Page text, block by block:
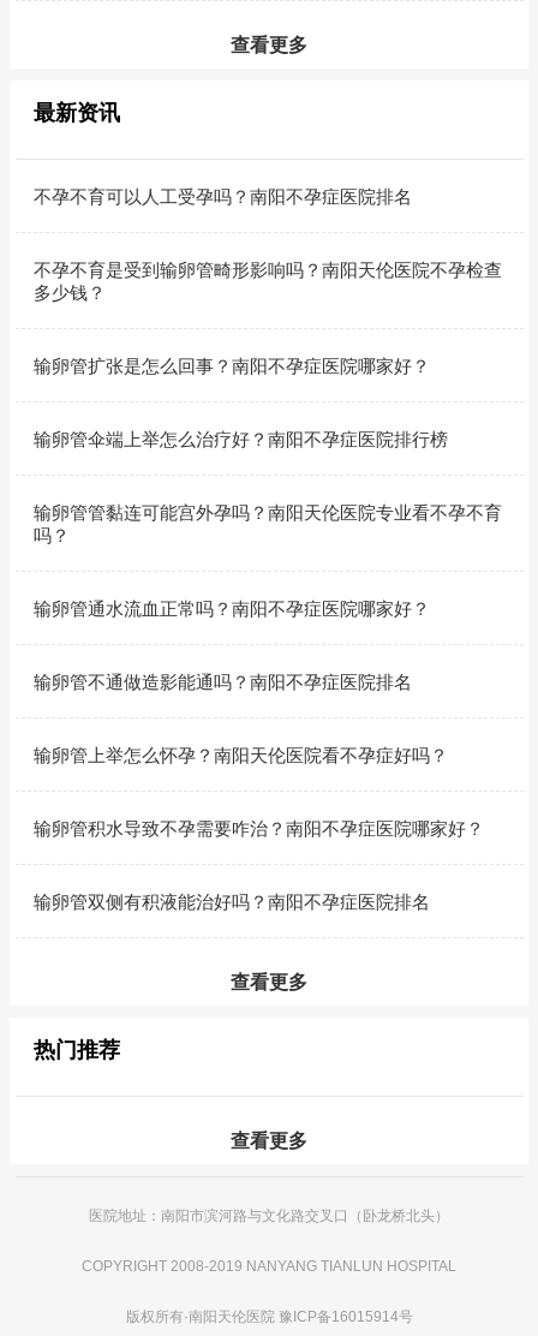
查看更多
最新资讯
不孕不育可以人工受孕吗？南阳不孕症医院排名
不孕不育是受到输卵管畸形影响吗？南阳天伦医院不孕检查
多少钱？
输卵管扩张是怎么回事？南阳不孕症医院哪家好？
输卵管伞端上举怎么治疗好？南阳不孕症医院排行榜
输卵管管黏连可能宫外孕吗？南阳天伦医院专业看不孕不育
吗？
输卵管通水流血正常吗？南阳不孕症医院哪家好？
输卵管不通做造影能通吗？南阳不孕症医院排名
输卵管上举怎么怀孕？南阳天伦医院看不孕症好吗？
输卵管积水导致不孕需要咋治？南阳不孕症医院哪家好？
输卵管双侧有积液能治好吗？南阳不孕症医院排名
查看更多
热门推荐
查看更多
医院地址：南阳市滨河路与文化路交叉口（卧龙桥北头）
COPYRIGHT 2008-2019 NANYANG TIANLUN HOSPITAL
版权所有·南阳天伦医院 豫ICP备16015914号